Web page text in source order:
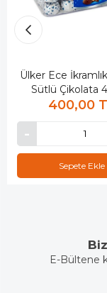
Ülker Ece İkramlık
Sütlü Çikolata
400,00
Sepete Ekle
E-Bültene